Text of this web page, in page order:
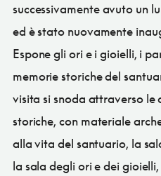
successivamente avuto un
ed è stato nuovamente
Espone gli ori e i gioielli, i
memorie storiche del
visita si snoda attraverso le
storiche, con materiale
alla vita del santuario, la
la sala degli ori e dei